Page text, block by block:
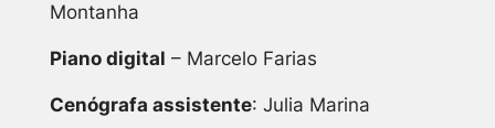
Montanha
Piano digital – Marcelo Farias
Cenógrafa assistente: Julia Marina